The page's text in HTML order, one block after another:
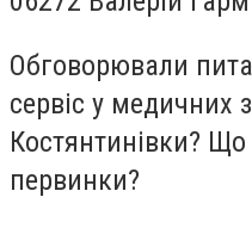
Обговорювали
сервіс у медичних
Костянтинівки? Що
первинки?